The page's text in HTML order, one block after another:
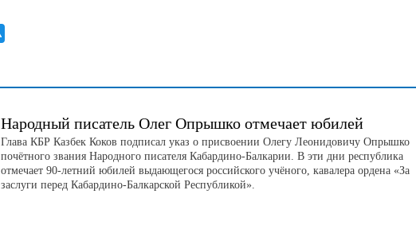
Народный писатель Олег Опрышко отмечает юбилей
Глава КБР Казбек Коков подписал указ о присвоении Олегу Леонидовичу Опрышко
почётного звания Народного писателя Кабардино-Балкарии. В эти дни республика
отмечает 90-летний юбилей выдающегося российского учёного, кавалера ордена «За
заслуги перед Кабардино-Балкарской Республикой».